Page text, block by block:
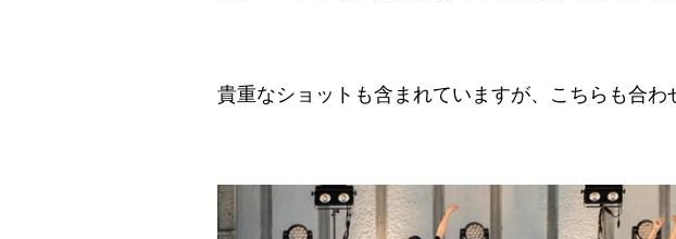
貴重なショットも含まれていますが、こちらも合わ